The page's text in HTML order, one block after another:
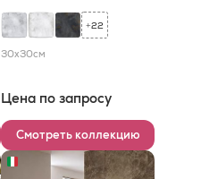
+22
30x30см
Цена по запросу
Смотреть коллекцию